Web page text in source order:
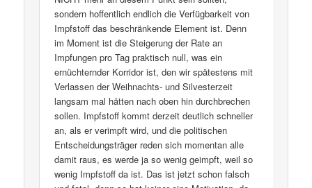
sondern hoffentlich endlich die Verfügbarkeit von
Impfstoff das beschränkende Element ist. Denn
im Moment ist die Steigerung der Rate an
Impfungen pro Tag praktisch null, was ein
ernüchternder Korridor ist, den wir spätestens mit
Verlassen der Weihnachts- und Silvesterzeit
langsam mal hätten nach oben hin durchbrechen
sollen. Impfstoff kommt derzeit deutlich schneller
an, als er verimpft wird, und die politischen
Entscheidungsträger reden sich momentan alle
damit raus, es werde ja so wenig geimpft, weil so
wenig Impfstoff da ist. Das ist jetzt schon falsch